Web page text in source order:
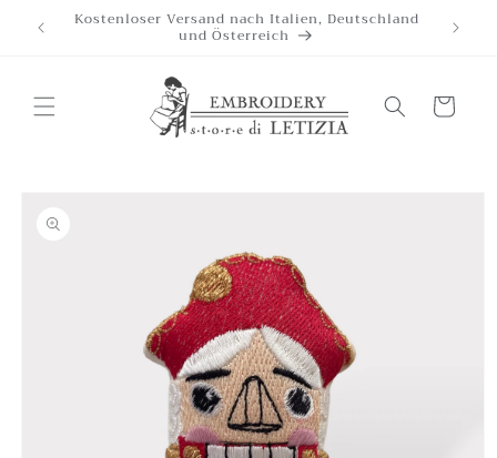
zum
Kostenloser Versand nach Italien, Deutschland
und Österreich
Wagen